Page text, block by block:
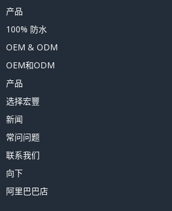
产品
100% 防水
OEM & ODM
OEM和ODM
产品
选择宏豐
新闻
常问问题
联系我们
向下
阿里巴巴店